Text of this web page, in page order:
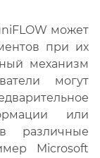
может
при их
механизм
могут
или
различные
Microsoft